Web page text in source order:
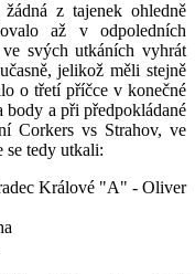
z tajenek ohledně
až v odpoledních
svých utkáních vyhrát
jelikož měli stejně
o třetí příčce v konečné
body a při předpokládané
Corkers vs Strahov, ve
se tedy utkali:
Králové "A" - Oliver